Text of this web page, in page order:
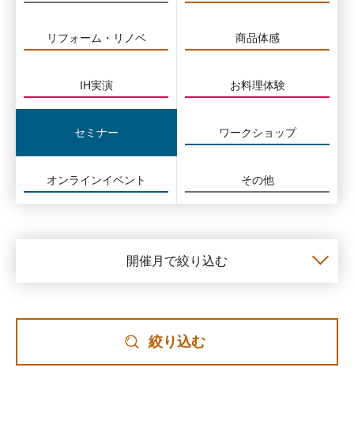
リフォーム・リノベ 商品体感
IH実演 お料理体験
セミナー ワークショップ
オンラインイベント その他
開催月で絞り込む
絞り込む